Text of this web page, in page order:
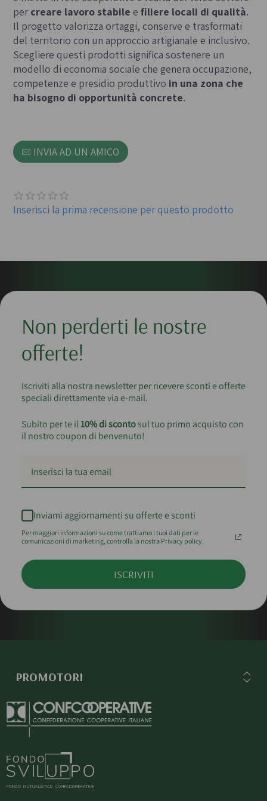
percreare lavoro stabile efiliere locali di qualità.
Il progetto valorizza ortaggi, conserve e trasformati
del territorio con un approccio artigianale e inclusivo.
Scegliere questi prodotti significa sostenere un
modello di economia sociale che genera occupazione,
competenze e presidio produttivo in una zona che
ha bisogno di opportunità concrete.
INVIA AD UN AMICO
Inserisci la prima recensione per questo prodotto
Non perderti le nostre
offerte!
Iscriviti alla nostra newsletter per ricevere sconti e offerte
speciali direttamente via e-mail.
Subito per te il10% di scontosul tuo primo acquisto con
il nostro coupon di benvenuto!
Inviami aggiornamenti su offerte e sconti
Per maggiori informazioni su come trattiamo i tuoi dati per le
comunicazioni di marketing, controlla la nostra Privacy policy.
ISCRIVITI
PROMOTORI